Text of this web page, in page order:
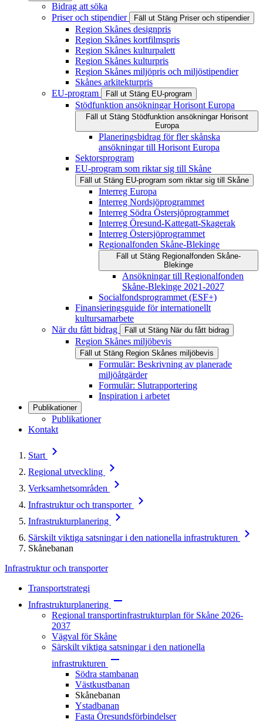
Bidrag att söka
Priser och stipendier
Fäll ut Stäng Priser och stipendier
Region Skånes designpris
Region Skånes kortfilmspris
Region Skånes kulturpalett
Region Skånes kulturpris
Region Skånes miljöpris och miljöstipendier
Skånes arkitekturpris
EU-program
Fäll ut Stäng EU-program
Stödfunktion ansökningar Horisont Europa
Fäll ut Stäng Stödfunktion ansökningar Horisont
Europa
Planeringsbidrag för fler skånska
ansökningar till Horisont Europa
Sektorsprogram
EU-program som riktar sig till Skåne
Fäll ut Stäng EU-program som riktar sig till Skåne
Interreg Europa
Interreg Nordsjöprogrammet
Interreg Södra Östersjöprogrammet
Interreg Öresund-Kattegatt-Skagerak
Interreg Östersjöprogrammet
Regionalfonden Skåne-Blekinge
Fäll ut Stäng Regionalfonden Skåne-
Blekinge
Ansökningar till Regionalfonden
Skåne-Blekinge 2021-2027
Socialfondsprogrammet (ESF+)
Finansieringsguide för internationellt
kultursamarbete
När du fått bidrag
Fäll ut Stäng När du fått bidrag
Region Skånes miljöbevis
Fäll ut Stäng Region Skånes miljöbevis
Formulär: Beskrivning av planerade
miljöåtgärder
Formulär: Slutrapportering
Inspiration i arbetet
Publikationer
Publikationer
Kontakt
Start
Regional utveckling
Verksamhetsområden
Infrastruktur och transporter
Infrastrukturplanering
Särskilt viktiga satsningar i den nationella infrastrukturen
Skånebanan
Infrastruktur och transporter
Transportstrategi
Infrastrukturplanering
Regional transportinfrastrukturplan för Skåne 2026-
2037
Vägval för Skåne
Särskilt viktiga satsningar i den nationella
infrastrukturen
Södra stambanan
Västkustbanan
Skånebanan
Ystadbanan
Fasta Öresundsförbindelser